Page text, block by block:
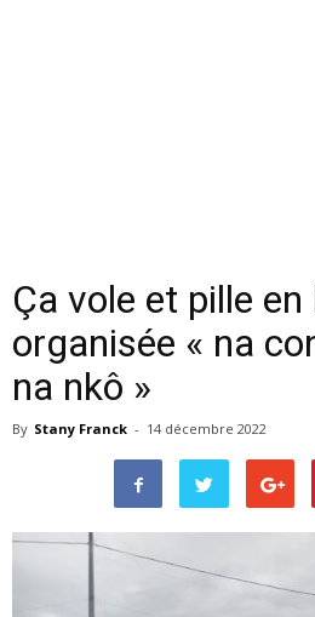
Ça vole et pille en
organisée « na
na nkô »
By Stany Franck - 14 décembre 2022